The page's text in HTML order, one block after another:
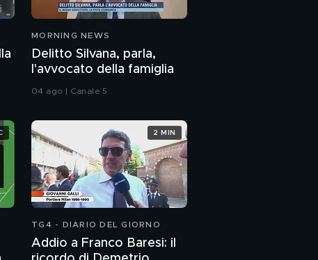
MORNING NEWS
Delitto Silvana, parla,
l'avvocato della famiglia
04 ago | Canale 5
TG4 - DIARIO DEL GIORNO
Addio a Franco Baresi: il
2 MIN